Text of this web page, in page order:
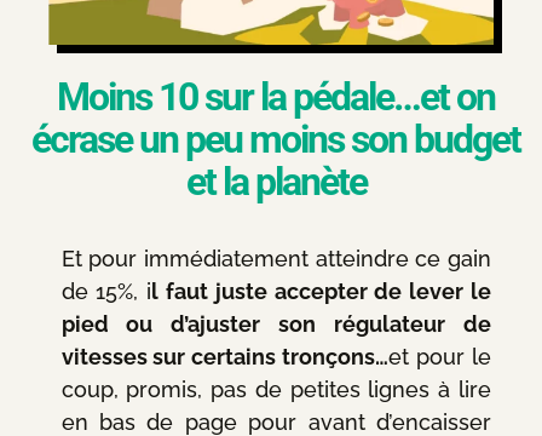
Moins 10 sur la pédale…et on
écrase un peu moins son budget
et la planète
Et pour immédiatement atteindre ce gain
de 15%, il faut juste accepter de lever le
pied ou d’ajuster son régulateur de
vitesses sur certains tronçons…et pour le
coup, promis, pas de petites lignes à lire
en bas de page pour avant d’encaisser